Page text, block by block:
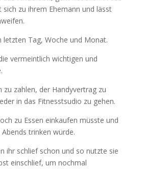
sich zu ihrem Ehemann und lässt
letzten Tag, Woche und Monat.
vermeintlich wichtigen und
zu zahlen, der Handyvertrag zu
in das Fitnesstsudio zu gehen.
zu Essen einkaufen müsste und
trinken würde.
ihr schlief schon und so nutzte sie
einschlief, um nochmal